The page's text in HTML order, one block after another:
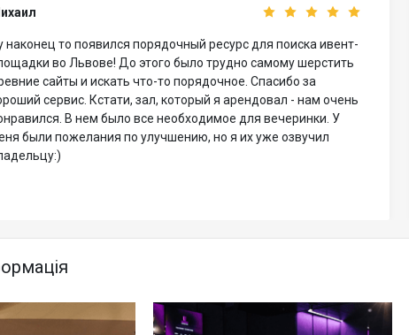
наконец то появился порядочный ресурс для поиска ивент-
во Львове! До этого было трудно самому шерстить
сайты и искать что-то порядочное. Спасибо за
сервис. Кстати, зал, который я арендовал - нам очень
В нем было все необходимое для вечеринки. У
были пожелания по улучшению, но я их уже озвучил